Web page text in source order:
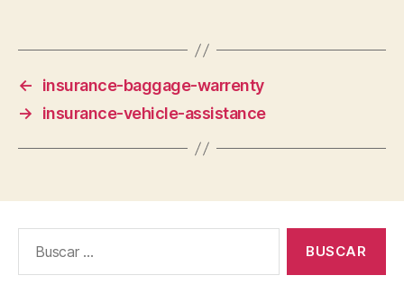
←
insurance-baggage-warrenty
→
insurance-vehicle-assistance